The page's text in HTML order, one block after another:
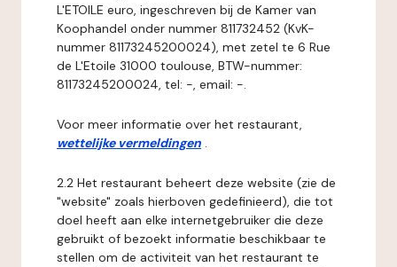
L'ETOILE euro, ingeschreven bij de Kamer van
Koophandel onder nummer 811732452 (KvK-
nummer 81173245200024), met zetel te 6 Rue
de L'Etoile 31000 toulouse, BTW-nummer:
81173245200024, tel: -, email: -.
Voor meer informatie over het restaurant,
wettelijke vermeldingen .
2.2 Het restaurant beheert deze website (zie de
"website" zoals hierboven gedefinieerd), die tot
doel heeft aan elke internetgebruiker die deze
gebruikt of bezoekt informatie beschikbaar te
stellen om de activiteit van het restaurant te